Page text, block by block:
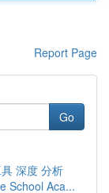
Report Page
Go
深度 分析
School Aca...